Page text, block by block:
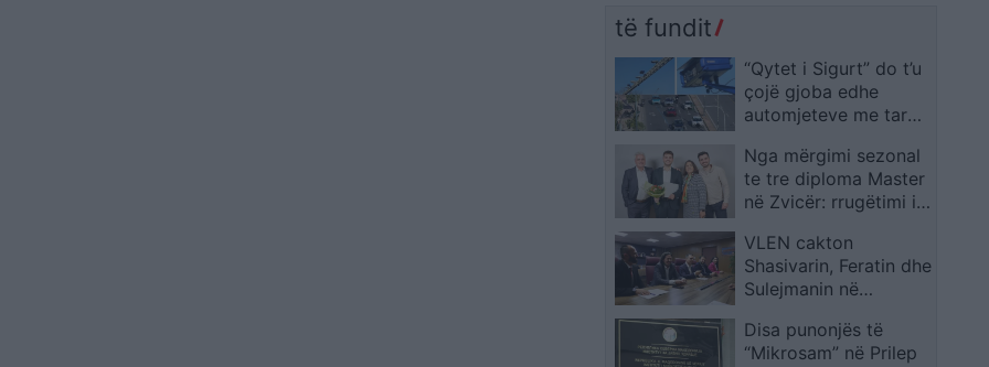
të fundit
“Qytet i Sigurt” do t’u
çojë gjoba edhe
automjeteve me targa
Nga mërgimi sezonal
te tre diploma Master
në Zvicër: rrugëtimi i
Gostivari
VLEN cakton
Shasivarin, Feratin dhe
Sulejmanin në
ministrive të reja
Disa punonjës të
“Mikrosam” në Prilep